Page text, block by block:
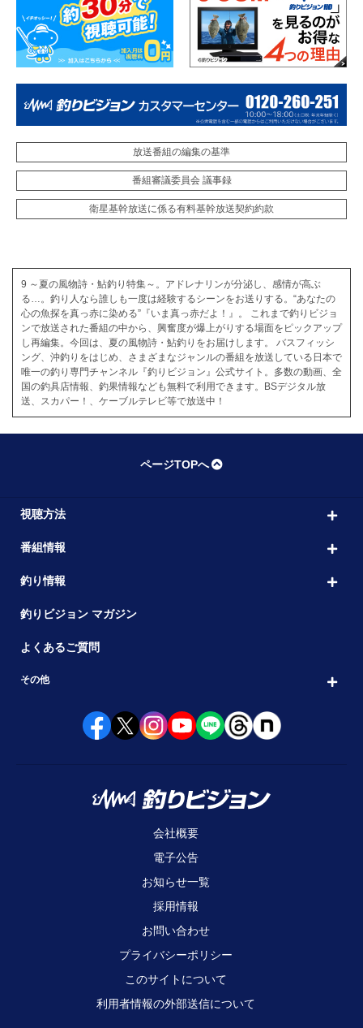
放送番組の編集の基準
番組審議委員会 議事録
衛星基幹放送に係る有料基幹放送契約約款
9 ～夏の風物詩・鮎釣り特集～。アドレナリンが分泌し、感情が高ぶ
る…。釣り人なら誰しも一度は経験するシーンをお送りする。“あなたの
心の魚探を真っ赤に染める”『いま真っ赤だよ！』。 これまで釣りビジョ
ンで放送された番組の中から、興奮度が爆上がりする場面をピックアップ
し再編集。今回は、夏の風物詩・鮎釣りをお届けします。 バスフィッシ
ング、沖釣りをはじめ、さまざまなジャンルの番組を放送している日本で
唯一の釣り専門チャンネル『釣りビジョン』公式サイト。多数の動画、全
国の釣具店情報、釣果情報なども無料で利用できます。BSデジタル放
送、スカパー！、ケーブルテレビ等で放送中！
ページTOPへ
視聴方法
番組情報
釣り情報
釣りビジョン マガジン
よくあるご質問
その他
会社概要
電子公告
お知らせ一覧
採用情報
お問い合わせ
プライバシーポリシー
このサイトについて
利用者情報の外部送信について